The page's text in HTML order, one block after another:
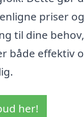
priser
til dine
både effektiv
her!